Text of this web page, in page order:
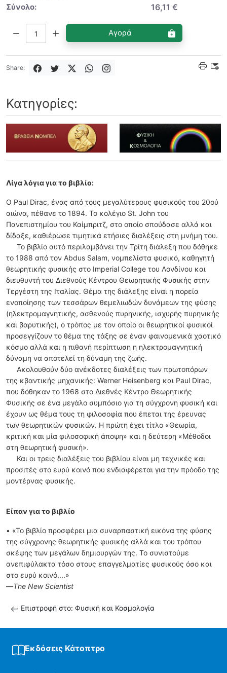
Σύνολο: 16,11 €
Αγορά
Share:
Κατηγορίες:
Λίγα λόγια για το βιβλίο:
Ο Paul Dirac, ένας από τους μεγαλύτερους φυσικούς του 20ού
αιώνα, πέθανε το 1894. Το κολέγιο St. John του
Πανεπιστημίου του Καίμπριτζ, στο οποίο σπούδασε αλλά και
δίδαξε, καθιέρωσε τιμητικά ετήσιες διαλέξεις στη μνήμη του.
Το βιβλίο αυτό περιλαμβάνει την Τρίτη διάλεξη που δόθηκε
το 1988 από τον Abdus Salam, νομπελίστα φυσικό, καθηγητή
θεωρητικής φυσικής στο Imperial College του Λονδίνου και
διευθυντή του Διεθνούς Κέντρου Θεωρητικής Φυσικής στην
Τεργέστη της Ιταλίας. Θέμα της διάλεξης είναι η πορεία
ενοποίησης των τεσσάρων θεμελιωδών δυνάμεων της φύσης
(ηλεκτρομαγνητικής, ασθενούς πυρηνικής, ισχυρής πυρηνικής
και βαρυτικής), ο τρόπος με τον οποίο οι θεωρητικοί φυσικοί
προσεγγίζουν το θέμα της τάξης σε έναν φαινομενικά χαοτικό
κόσμο αλλά και η πιθανή περίπτωση η ηλεκτρομαγνητική
δύναμη να αποτελεί τη δύναμη της ζωής.
Ακολουθούν δύο ανέκδοτες διαλέξεις των πρωτοπόρων
της κβαντικής μηχανικής: Werner Heisenberg και Paul Dirac,
που δόθηκαν το 1968 στο Διεθνές Κέντρο Θεωρητικής
Φυσικής σε ένα μεγάλο συμπόσιο για τη σύγχρονη φυσική και
έχουν ως θέμα τους τη φιλοσοφία που έπεται της έρευνας
των θεωρητικών φυσικών. Η πρώτη έχει τίτλο «Θεωρία,
κριτική και μία φιλοσοφική άποψη» και η δεύτερη «Μέθοδοι
στη θεωρητική φυσική».
Και οι τρεις διαλέξεις του βιβλίου είναι μη τεχνικές και
προσιτές στο ευρύ κοινό που ενδιαφέρεται για την πρόοδο της
μοντέρνας φυσικής.
Είπαν για το βιβλίο
• «Το βιβλίο προσφέρει μια συναρπαστική εικόνα της φύσης
της σύγχρονης θεωρητικής φυσικής αλλά και του τρόπου
σκέψης των μεγάλων δημιουργών της. Το συνιστούμε
ανεπιφύλακτα τόσο στους επαγγελματίες φυσικούς όσο και
στο ευρύ κοινό....»
—The New Scientist
Επιστροφή στο: Φυσική και Κοσμολογία
Εκδόσεις Κάτοπτρο